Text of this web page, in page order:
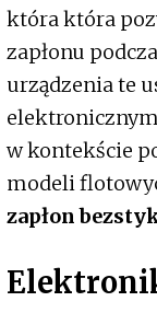
która która
zapłonu
urządzenia te
w kontekście
modeli
zapłon